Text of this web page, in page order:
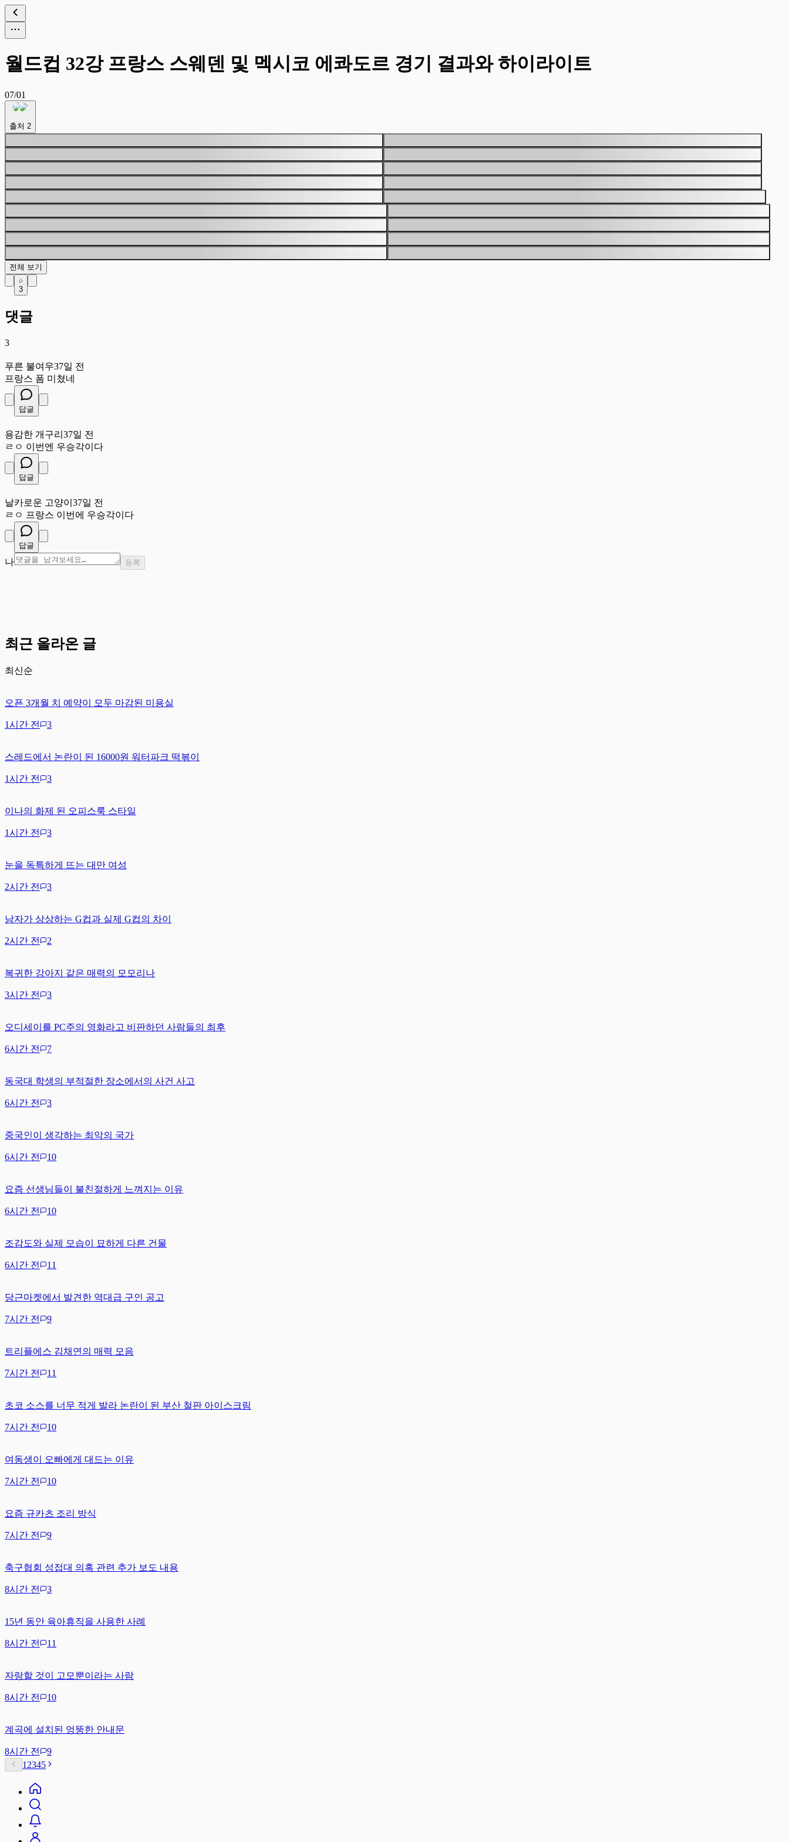
월드컵 32강 프랑스 스웨덴 및 멕시코 에콰도르 경기 결과와 하이라이트
07/01
출처 2
전체 보기
3
댓글
3
푸른 불여우37일 전
프랑스 폼 미쳤네
답글
용감한 개구리 37일 전
ㄹㅇ 이번엔 우승각이다
답글
날카로운 고양이 37일 전
ㄹㅇ 프랑스 이번에 우승각이다
답글
나 등록
최근 올라온 글
최신순
오픈 3개월 치 예약이 모두 마감된 미용실
1시간 전 3
스레드에서 논란이 된 16000원 워터파크 떡볶이
1시간 전 3
이나의 화제 된 오피스룩 스타일
1시간 전 3
눈을 독특하게 뜨는 대만 여성
2시간 전 3
남자가 상상하는 G컵과 실제 G컵의 차이
2시간 전 2
복귀한 강아지 같은 매력의 모모리나
3시간 전 3
오디세이를 PC주의 영화라고 비판하던 사람들의 최후
6시간 전 7
동국대 학생의 부적절한 장소에서의 사건 사고
6시간 전 3
중국인이 생각하는 최악의 국가
6시간 전 10
요즘 선생님들이 불친절하게 느껴지는 이유
6시간 전 10
조감도와 실제 모습이 묘하게 다른 건물
6시간 전 11
당근마켓에서 발견한 역대급 구인 공고
7시간 전 9
트리플에스 김채연의 매력 모음
7시간 전 11
초코 소스를 너무 적게 발라 논란이 된 부산 철판 아이스크림
7시간 전 10
여동생이 오빠에게 대드는 이유
7시간 전 10
요즘 규카츠 조리 방식
7시간 전 9
축구협회 성접대 의혹 관련 추가 보도 내용
8시간 전 3
15년 동안 육아휴직을 사용한 사례
8시간 전 11
자랑할 것이 고모뿐이라는 사람
8시간 전 10
계곡에 설치된 엉뚱한 안내문
8시간 전
9
1 2345